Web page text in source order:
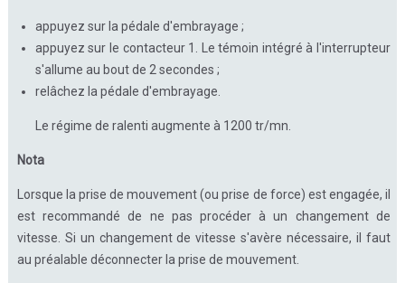
appuyez sur la pédale d'embrayage ;
appuyez sur le contacteur 1. Le témoin intégré à l'interrupteur
s'allume au bout de 2 secondes ;
relâchez la pédale d'embrayage.
Le régime de ralenti augmente à 1200 tr/mn.
Nota
Lorsque la prise de mouvement (ou prise de force) est engagée, il
est recommandé de ne pas procéder à un changement de
vitesse. Si un changement de vitesse s'avère nécessaire, il faut
au préalable déconnecter la prise de mouvement.